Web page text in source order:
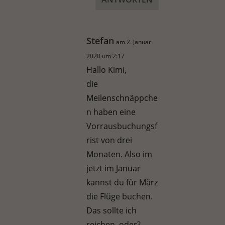
Stefan am 2. Januar
2020 um 2:17
Hallo Kimi,
die
Meilenschnäppche
n haben eine
Vorrausbuchungsf
rist von drei
Monaten. Also im
jetzt im Januar
kannst du für März
die Flüge buchen.
Das sollte ich